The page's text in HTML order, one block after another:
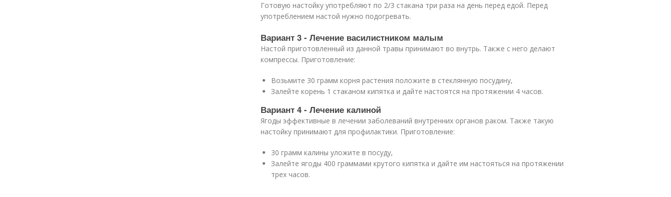
Готовую настойку употребляют по 2/3 стакана три раза на день перед едой. Перед
употреблением настой нужно подогревать.
Вариант 3 - Лечение василистником малым
Настой приготовленный из данной травы принимают во внутрь. Также с него делают
компрессы. Приготовление:
Возьмите 30 грамм корня растения положите в стеклянную посудину,
Залейте корень 1 стаканом кипятка и дайте настоятся на протяжении 4 часов.
Вариант 4 - Лечение калиной
Ягоды эффективные в лечении заболеваний внутренних органов раком. Также такую
настойку принимают для профилактики. Приготовление:
30 грамм калины уложите в посуду,
Залейте ягоды 400 граммами крутого кипятка и дайте им настояться на протяжении
трех часов.